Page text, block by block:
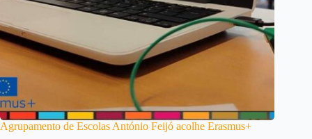
Agrupamento de Escolas António Feijó acolhe Erasmus+